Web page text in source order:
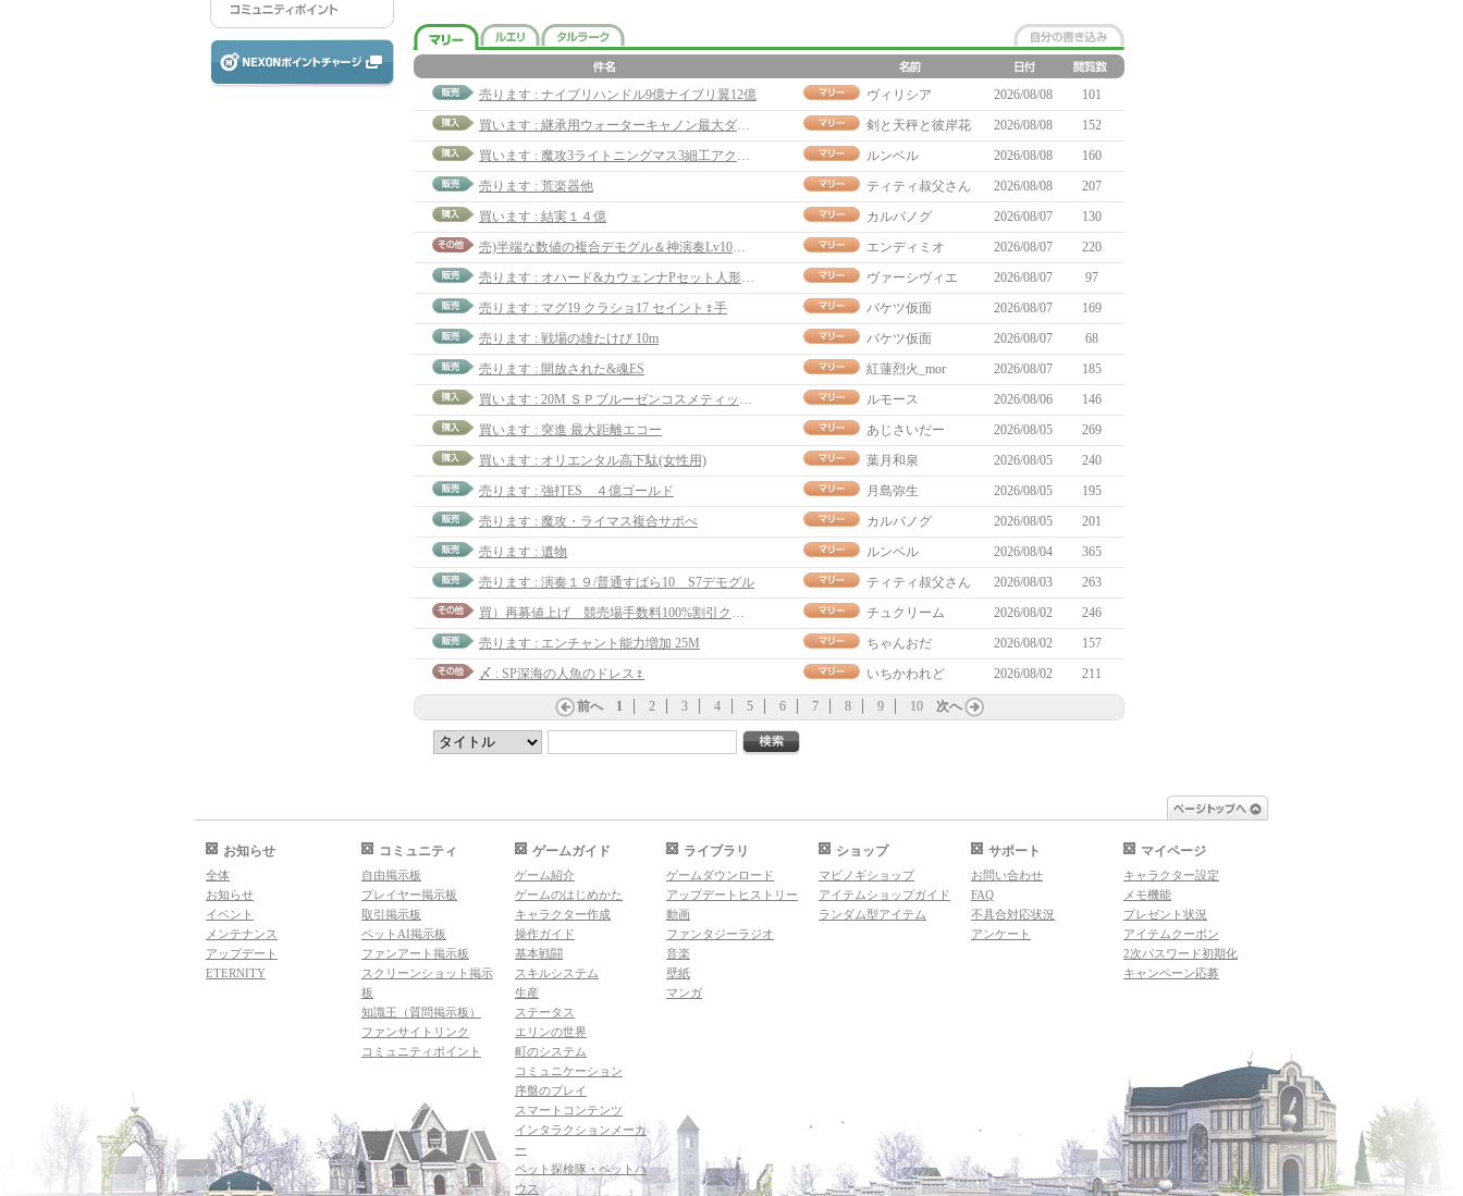
売ります : ナイブリハンドル9億ナイブリ翼12億 ヴィリシア 2026/08/08
101
買います : 継承用ウォーターキャノン最大ダメ20
剣と天秤と彼岸花 2026/08/08
152
買います : 魔攻3ライトニングマス3細工アクセ 3億
ルンベル 2026/08/08
160
売ります : 荒楽器他
ティティ叔父さん 2026/08/08
207
買います : 結実１４億
カルバノグ 2026/08/07
130
売)半端な数値の複合デモグル＆神演奏Lv10エコー
エンディミオ 2026/08/07
220
売ります : オハード&カウェンナPセット人形カバン ７０Ｍ
ヴァーシヴィエ 2026/08/07
97
売ります : マグ19 クラショ17 セイント♀手
バケツ仮面 2026/08/07
169
売ります : 戦場の雄たけび 10m
バケツ仮面 2026/08/07
68
売ります : 開放された&魂ES
紅蓮烈火_mor 2026/08/07
185
買います : 20M ＳＰブルーゼンコスメティックドレス女
ルモース 2026/08/06
146
買います : 突進 最大距離エコー
あじさいだー 2026/08/05
269
買います : オリエンタル高下駄(女性用)
葉月和泉 2026/08/05
240
売ります : 強打ES ４億ゴールド
月島弥生 2026/08/05
195
売ります : 魔攻・ライマス複合サポぺ
カルバノグ 2026/08/05
201
売ります : 遺物
ルンベル 2026/08/04
365
売ります : 演奏１９/普通すばら10 S7デモグル
ティティ叔父さん 2026/08/03
263
買）再募値上げ 競売場手数料100%割引クーポン55M
チュクリーム 2026/08/02
246
売ります : エンチャント能力増加 25M
ちゃんおだ 2026/08/02
157
〆 : SP深海の人魚のドレス♀
いちかわれど 2026/08/02 211
前へ 1 2 3 4 5 6 7 8 9 10 次へ
お知らせ
全体
お知らせ
イベント
メンテナンス
アップデート
ETERNITY
コミュニティ
自由掲示板
プレイヤー掲示板
取引掲示板
ペットAI掲示板
ファンアート掲示板
スクリーンショット掲示
板
知識王（質問掲示板）
ファンサイトリンク
コミュニティポイント
ゲームガイド
ゲーム紹介
ゲームのはじめかた
キャラクター作成
操作ガイド
基本戦闘
スキルシステム
生産
ステータス
エリンの世界
町のシステム
コミュニケーション
序盤のプレイ
スマートコンテンツ
インタラクションメーカ
ー
ペット探検隊・ペットハ
ウス
ライブラリ
ゲームダウンロード
アップデートヒストリー
動画
ファンタジーラジオ
音楽
壁紙
マンガ
ショップ
マビノギショップ
アイテムショップガイド
ランダム型アイテム
サポート
お問い合わせ
FAQ
不具合対応状況
アンケート
マイページ
キャラクター設定
メモ機能
プレゼント状況
アイテムクーポン
2次パスワード初期化
キャンペーン応募